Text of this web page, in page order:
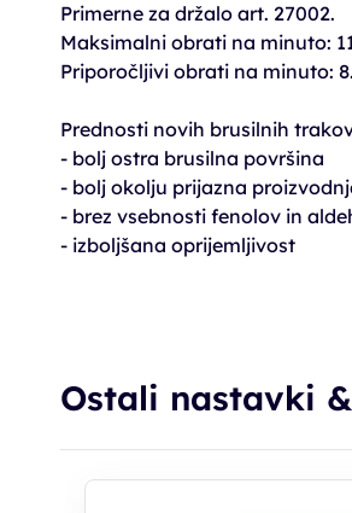
Primerne za držalo art. 27002.
Maksimalni obrati na minuto:
Priporočljivi obrati na minuto:
Prednosti novih brusilnih
- bolj ostra brusilna površina
- bolj okolju prijazna
- brez vsebnosti fenolov in
- izboljšana oprijemljivost
Ostali nastavki